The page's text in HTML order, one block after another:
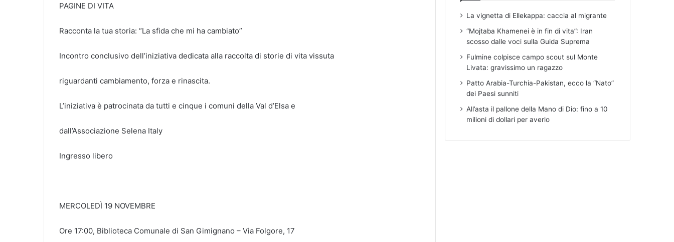
PAGINE DI VITA
Racconta la tua storia: “La sfida che mi ha cambiato”
Incontro conclusivo dell’iniziativa dedicata alla raccolta di storie di vita vissuta
riguardanti cambiamento, forza e rinascita.
L’iniziativa è patrocinata da tutti e cinque i comuni della Val d’Elsa e
dall’Associazione Selena Italy
Ingresso libero
MERCOLEDÌ 19 NOVEMBRE
Ore 17:00, Biblioteca Comunale di San Gimignano – Via Folgore, 17
La vignetta di Ellekappa: caccia al migrante
“Mojtaba Khamenei è in fin di vita”: Iran
scosso dalle voci sulla Guida Suprema
Fulmine colpisce campo scout sul Monte
Livata: gravissimo un ragazzo
Patto Arabia-Turchia-Pakistan, ecco la “Nato”
dei Paesi sunniti
All’asta il pallone della Mano di Dio: fino a 10
milioni di dollari per averlo